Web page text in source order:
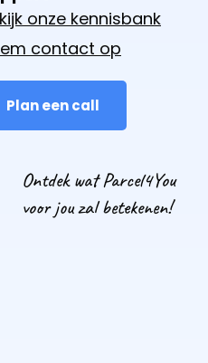
onze kennisbank
contact op
Plan een call
Ontdek wat Parcel4You
voor jou zal betekenen!